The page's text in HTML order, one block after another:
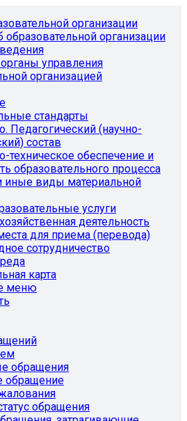
организации
образовательной организации
управления
организацией
стандарты
Педагогический (научно-
состав
техническое обеспечение и
образовательного процесса
иные виды материальной
услуги
деятельность
для приема (перевода)
сотрудничество
карта
меню
обращения
обращение
обращения